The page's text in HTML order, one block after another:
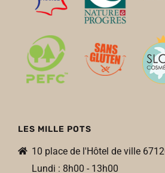
LES MILLE POTS
10 place de l'Hôtel de ville
Lundi : 8h00 - 13h00